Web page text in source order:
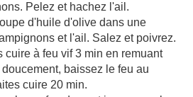
Pelez et hachez l'ail.
d'huile d'olive dans une
et l'ail. Salez et poivrez.
cuire à feu vif 3 min en remuant
baissez le feu au
cuire 20 min.